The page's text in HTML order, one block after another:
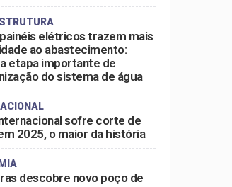
elétricos trazem mais
ao abastecimento:
etapa importante de
do sistema de água
sofre corte de
2025, o maior da história
descobre novo poço de